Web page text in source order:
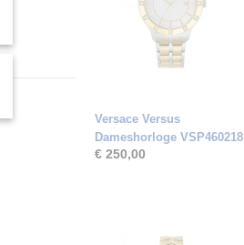
Versace Versus
Dameshorloge VSP460218
€ 250,00